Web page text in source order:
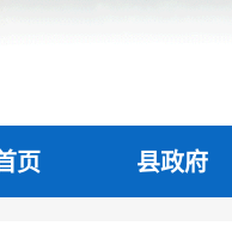
页 县政府